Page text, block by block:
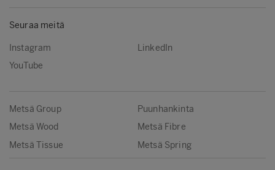
Seuraa meitä
Instagram
LinkedIn
YouTube
Metsä Group
Puunhankinta
Metsä Wood
Metsä Fibre
Metsä Tissue
Metsä Spring